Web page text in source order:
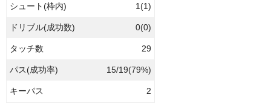
シュート(枠内) 1(1)
ドリブル(成功数) 0(0)
タッチ数 29
パス(成功率) 15/19(79%)
キーパス 2